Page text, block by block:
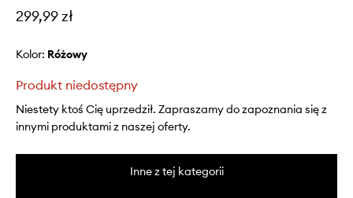
299,99 zł
Kolor: różowy
Produkt niedostępny
Niestety ktoś Cię uprzedził. Zapraszamy do zapoznania się z
innymi produktami z naszej oferty.
Inne z tej kategorii